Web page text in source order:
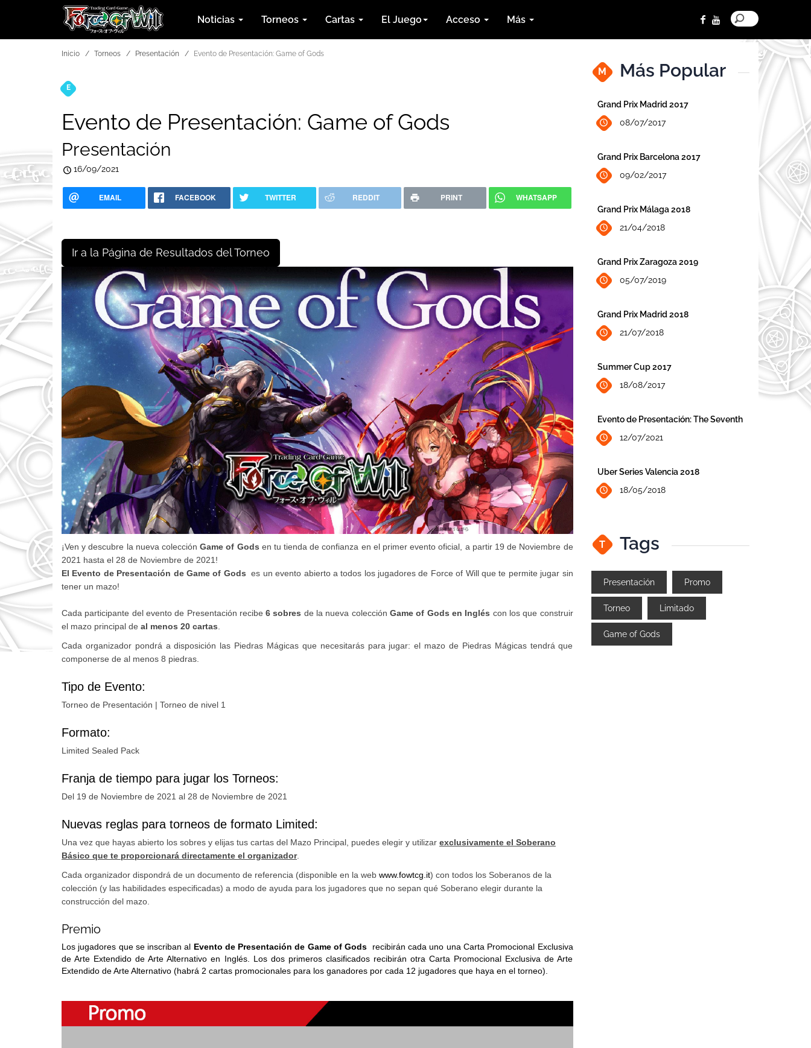
Noticias Torneos Cartas El Juego Acceso Más
Inicio Torneos Presentación Evento de Presentación: Game of Gods
E
Evento de Presentación: Game of Gods
Presentación
16/09/2021
EMAIL FACEBOOK TWITTER REDDIT PRINT WHATSAPP
Ir a la Página de Resultados del Torneo
¡Ven y descubre la nueva colecciónGame of Gods en tu tienda de confianza en el primer evento oficial, a partir 19 de Noviembre de
2021 hasta el 28 de Noviembre de 2021!
El Evento de Presentación de Game of Gods es un evento abierto a todos los jugadores de Force of Will que te permite jugar sin
tener un mazo!
Cada participante del evento de Presentación recibe6 sobres de la nueva colecciónGame of Gods en Inglés con los que construir
el mazo principal de al menos 20 cartas
Cada organizador pondrá a disposición las Piedras Mágicas que necesitarás para jugar: el mazo de Piedras Mágicas tendrá que
componerse de al menos 8 piedras.
Tipo de Evento:
Torneo de Presentación | Torneo de nivel 1
Formato:
Limited Sealed Pack
Franja de tiempo para jugar los Torneos:
Del 19 de Noviembre de 2021 al 28 de Noviembre de 2021
Nuevas reglas para torneos de formato Limited:
Una vez que hayas abierto los sobres y elijas tus cartas del Mazo Principal, puedes elegir y utilizar exclusivamente el Soberano
Básico que te proporcionará directamente el organizador.
Cada organizador dispondrá de un documento de referencia (disponible en la web www.fowtcg.it) con todos los Soberanos de la
colección (y las habilidades especificadas) a modo de ayuda para los jugadores que no sepan qué Soberano elegir durante la
construcción del mazo.
Premio
Los jugadores que se inscriban al Evento de Presentación de Game of Gods
recibirán cada uno una Carta Promocional Exclusiva
de Arte Extendido de Arte Alternativo en Inglés. Los dos primeros clasificados recibirán otra Carta Promocional Exclusiva de Arte
Extendido de Arte Alternativo (habrá 2 cartas promocionales para los ganadores por cada 12 jugadores que haya en el torneo).
M Más Popular
Grand Prix Madrid 2017
08/07/2017
Grand Prix Barcelona 2017
09/02/2017
Grand Prix Málaga 2018
21/04/2018
Grand Prix Zaragoza 2019
05/07/2019
Grand Prix Madrid 2018
21/07/2018
Summer Cup 2017
18/08/2017
Evento de Presentación: The Seventh
12/07/2021
Uber Series Valencia 2018
18/05/2018
T Tags
Presentación Promo
Torneo Limitado
Game of Gods